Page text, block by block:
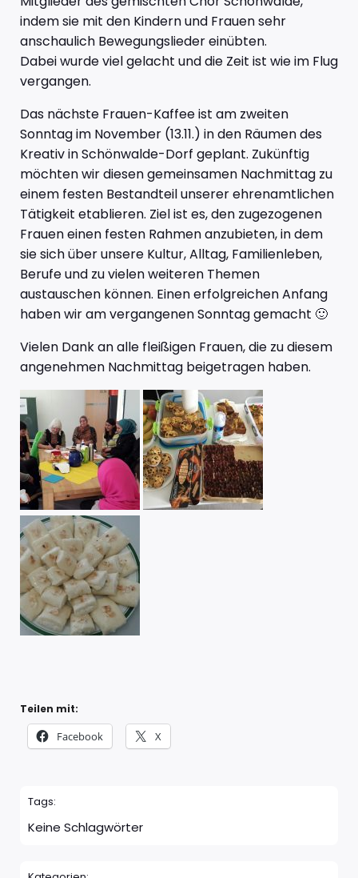
indem sie mit den Kindern und Frauen sehr
anschaulich Bewegungslieder einübten.
Dabei wurde viel gelacht und die Zeit ist wie im Flug
vergangen.
Das nächste Frauen-Kaffee ist am zweiten
Sonntag im November (13.11.) in den Räumen des
Kreativ in Schönwalde-Dorf geplant. Zukünftig
möchten wir diesen gemeinsamen Nachmittag zu
einem festen Bestandteil unserer ehrenamtlichen
Tätigkeit etablieren. Ziel ist es, den zugezogenen
Frauen einen festen Rahmen anzubieten, in dem
sie sich über unsere Kultur, Alltag, Familienleben,
Berufe und zu vielen weiteren Themen
austauschen können. Einen erfolgreichen Anfang
haben wir am vergangenen Sonntag gemacht 🙂
Vielen Dank an alle fleißigen Frauen, die zu diesem
angenehmen Nachmittag beigetragen haben.
Teilen mit:
Facebook X
Tags:
Keine Schlagwörter